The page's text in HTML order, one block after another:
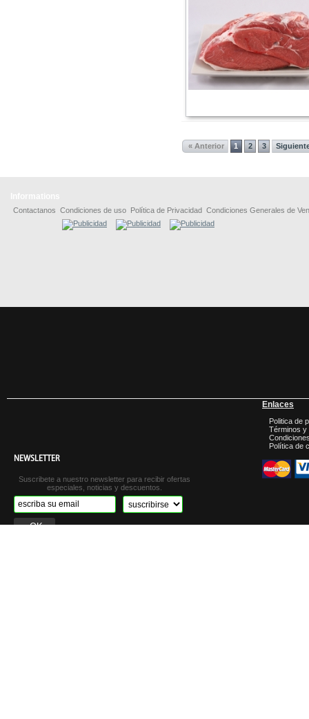
« Anterior 1 2 3
NEWSLETTER
Suscribete a nuestro newsletter para recibir ofertas
especiales, noticias y descuentos.
Contactanos Condiciones de uso Política de Privacidad Condiciones Generales de
Enlaces
Politica de
Términos y
Política de